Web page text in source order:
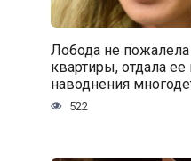
Лобода не пожалела
квартиры, отдала
наводнения
522